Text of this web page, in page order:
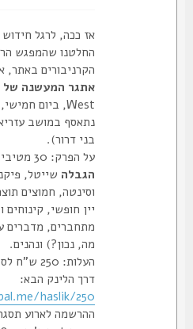
אז ככה, לרגל חידוש
החלטנו שהמפגש
הקרניבורים באתר, אלו
אתגר המעשנה של שחר
נתאסף במושב עזריאל
בני דרור).
על הפרק: 30 מטיבי לסת,
הגבלהשייטל, פיקניה,
וסינטה, חמוצים
יין חופשי, קינוחים
מתחברים, מדברים על
מה, נכון?) ונהנים.
העלות: 250 ש"ח
דרך הלינק הבא:
haslik/250